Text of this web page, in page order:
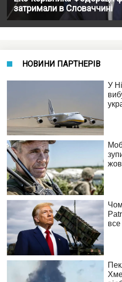
затримали в Словаччині
НОВИНИ ПАРТНЕРІВ